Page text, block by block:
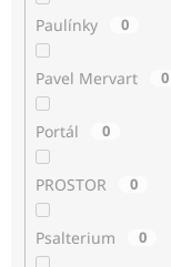
Paulínky 0
Pavel Mervart 0
Portál 0
PROSTOR 0
Psalterium 0